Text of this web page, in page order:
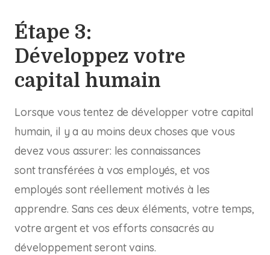
Étape 3:
Développez votre
capital humain
Lorsque vous tentez de développer votre capital
humain, il y a au moins deux choses que vous
devez vous assurer: les connaissances
sont transférées à vos employés, et vos
employés sont réellement motivés à les
apprendre. Sans ces deux éléments, votre temps,
votre argent et vos efforts consacrés au
développement seront vains.